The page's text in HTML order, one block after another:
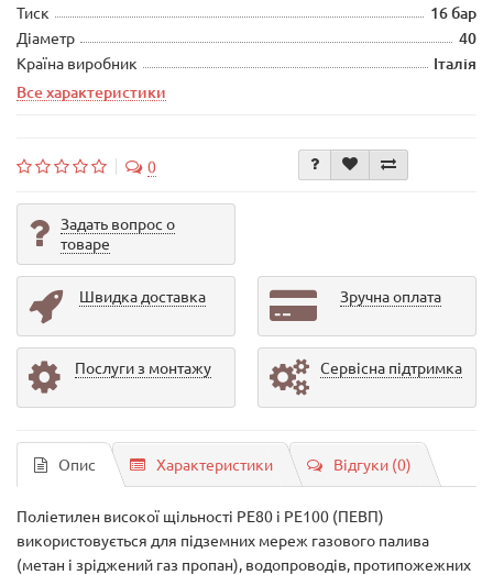
Тиск 16 бар
Діаметр 40
Країна виробник
Італія
Все характеристики
0
Задать вопрос о
товаре
Швидка доставка Зручна оплата
Послуги з монтажу Сервісна підтримка
Опис Характеристики Відгуки (0)
Поліетилен високої щільності PE80 і PE100 (ПЕВП)
використовується для підземних мереж газового палива
(метан і зріджений газ пропан), водопроводів, протипожежних